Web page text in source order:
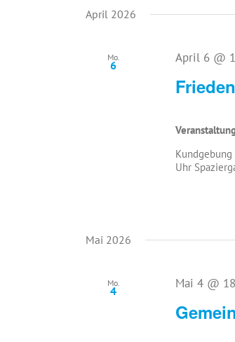
April 2026
Mo.
6 April 6 @
Uhr
Mai 2026
Mo.
4 Mai 4 @